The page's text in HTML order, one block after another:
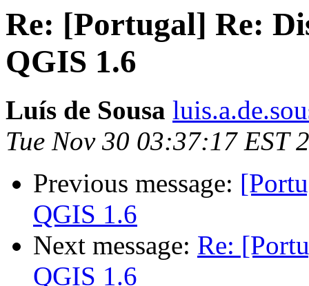
Re: [Portugal] Re:
QGIS 1.6
Luís de Sousa
Tue Nov 30 03:37:17 EST
Previous message:
QGIS 1.6
Next message: Re:
QGIS 1.6